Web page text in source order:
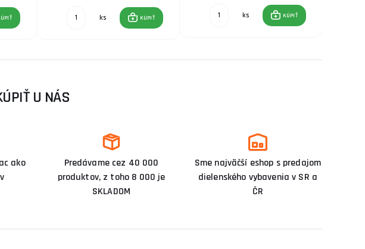
ks KÚPIŤ ks KÚPIŤ
U NÁS
ako
Predávame cez 40 000
produktov, z toho 8 000 je
SKLADOM
Sme najväčší eshop s predajom
dielenského vybavenia v SR a
ČR